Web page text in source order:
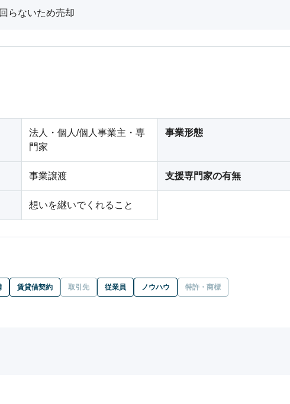
らないため売却
法人・個人/個人事業主・専
門家
事業形態
事業譲渡 支援専門家の有無
想いを継いでくれること
賃貸借契約 取引先 従業員 ノウハウ 特許・商標